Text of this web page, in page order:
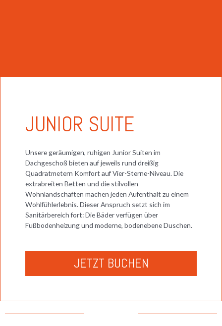
JUNIOR SUITE
Unsere geräumigen, ruhigen Junior Suiten im
Dachgeschoß bieten auf jeweils rund dreißig
Quadratmetern Komfort auf Vier-Sterne-Niveau. Die
extrabreiten Betten und die stilvollen
Wohnlandschaften machen jeden Aufenthalt zu einem
Wohlfühlerlebnis. Dieser Anspruch setzt sich im
Sanitärbereich fort: Die Bäder verfügen über
Fußbodenheizung und moderne, bodenebene Duschen.
JETZT BUCHEN